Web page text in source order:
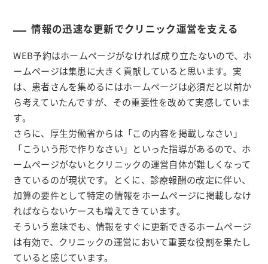
情報の迅速な更新でクリニック運営を支える
WEB予約はホームページがなければ成り立たないので、ホ
ームページは集患に大きく貢献していると思います。実
は、患者さんを集めるにはホームページは必須だと以前か
ら考えていたんですが、その重要性を改めて実感していま
す。
さらに、厚生労働省からは「この内容を掲載しなさい」
「こういう形で作りなさい」といった指導があるので、ホ
ームページがないとクリニックの運営自体が難しくなって
きているのが現状です。とくに、診療報酬の改定に伴い、
加算の要件として特定の情報をホームページに掲載しなけ
ればならないケースも増えてきています。
そういう意味でも、情報をすぐに更新できるホームページ
は有効で、クリニックの運営において重要な役割を果たし
ていると感じています。